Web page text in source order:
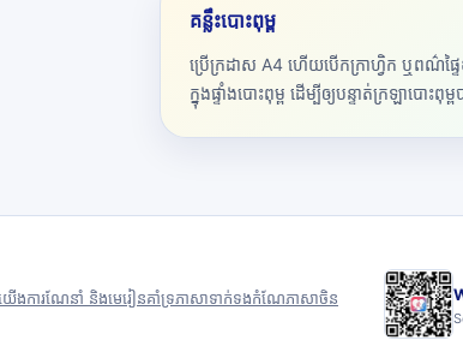
គន្លឹះបោះពុម្ព
ប្រើក្រដាស A4 ហើយបើកក្រាហ្វិក ឬពណ៌ផ្ទ
ក្នុងផ្ទាំងបោះពុម្ព ដើម្បីឲ្យបន្ទាត់ក្រឡាបោះពុម្
ើងការណែនាំ និងមេរៀនគាំទ្រភាសាទាក់ទងកំណែភាសាចិន